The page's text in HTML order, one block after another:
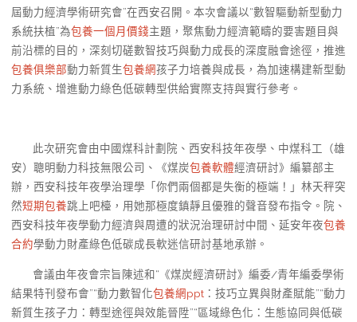
屆動力經濟學術研究會”在西安召開。本次會議以“數智驅動新型動力
系統扶植”為包養一個月價錢主題，聚焦動力經濟範疇的要害題目與
前沿標的目的，深刻切磋數智技巧與動力成長的深度融會途徑，推進
包養俱樂部動力新質生包養網孩子力培養與成長，為加速構建新型動
力系統、增進動力綠色低碳轉型供給實際支持與實行參考。
此次研究會由中國煤科計劃院、西安科技年夜學、中煤科工（雄
安）聰明動力科技無限公司、《煤炭包養軟體經濟研討》編纂部主
辦，西安科技年夜學治理學「你們兩個都是失衡的極端！」林天秤突
然短期包養跳上吧檯，用她那極度鎮靜且優雅的聲音發布指令。院、
西安科技年夜學動力經濟與周遭的狀況治理研討中間、延安年夜包養
合約學動力財產綠色低碳成長軟迷信研討基地承辦。
會議由年夜會宗旨陳述和“《煤炭經濟研討》編委/青年編委學術
結果特刊發布會”“動力數智化包養網ppt：技巧立異與財產賦能”“動力
新質生孩子力：轉型途徑與效能晉陞”“區域綠色化：生態協同與低碳